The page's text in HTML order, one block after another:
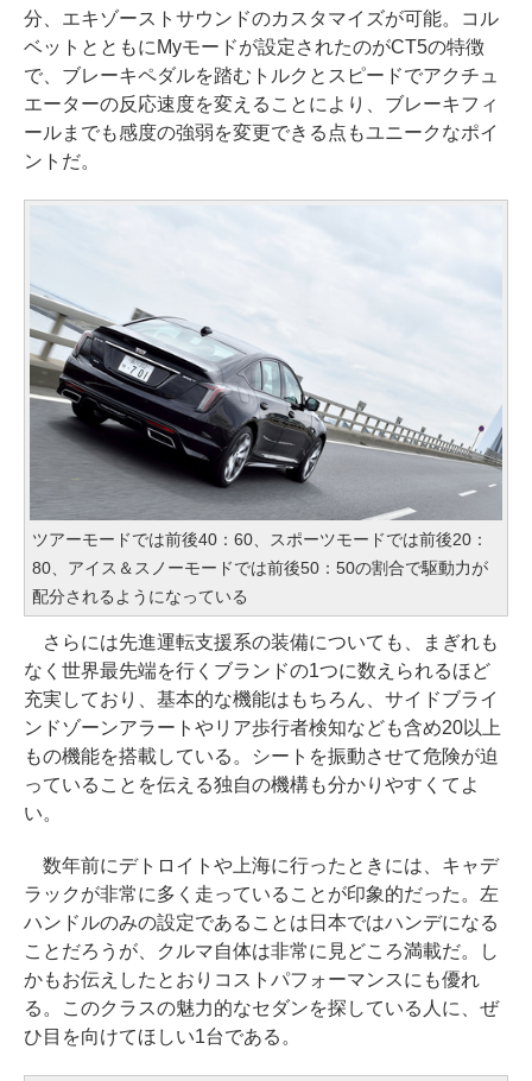
分、エキゾーストサウンドのカスタマイズが可能。コル
ベットとともにMyモードが設定されたのがCT5の特徴
で、ブレーキペダルを踏むトルクとスピードでアクチュ
エーターの反応速度を変えることにより、ブレーキフィ
ールまでも感度の強弱を変更できる点もユニークなポイ
ントだ。
ツアーモードでは前後40：60、スポーツモードでは前後20：
80、アイス＆スノーモードでは前後50：50の割合で駆動力が
配分されるようになっている
さらには先進運転支援系の装備についても、まぎれも
なく世界最先端を行くブランドの1つに数えられるほど
充実しており、基本的な機能はもちろん、サイドブライ
ンドゾーンアラートやリア歩行者検知なども含め20以上
もの機能を搭載している。シートを振動させて危険が迫
っていることを伝える独自の機構も分かりやすくてよ
い。
数年前にデトロイトや上海に行ったときには、キャデ
ラックが非常に多く走っていることが印象的だった。左
ハンドルのみの設定であることは日本ではハンデになる
ことだろうが、クルマ自体は非常に見どころ満載だ。し
かもお伝えしたとおりコストパフォーマンスにも優れ
る。このクラスの魅力的なセダンを探している人に、ぜ
ひ目を向けてほしい1台である。